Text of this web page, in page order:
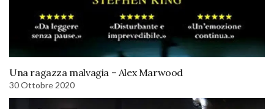
Una ragazza malvagia – Alex Marwood
30 Ottobre 2020